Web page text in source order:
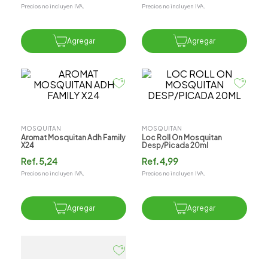
Precios no incluyen IVA.
Agregar
Precios no incluyen IVA.
Agregar
MOSQUITAN
Aromat Mosquitan Adh Family
X24
Ref.5,24
Precios no incluyen IVA.
Agregar
MOSQUITAN
Loc Roll On Mosquitan
Desp/picada 20ml
Ref.4,99
Precios no incluyen IVA.
Agregar